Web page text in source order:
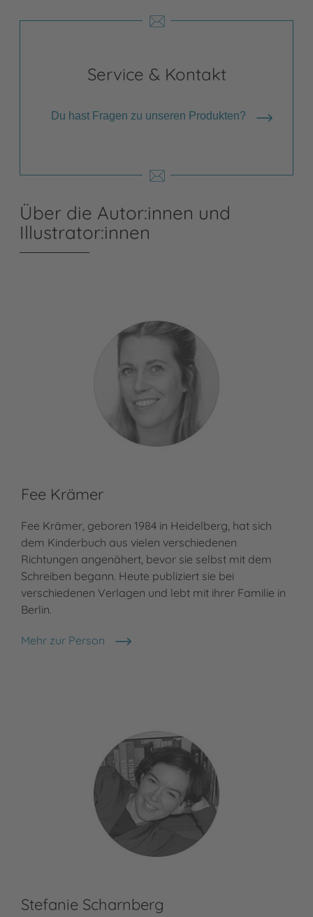
Service & Kontakt
Du hast Fragen zu unseren Produkten?
Über die Autor:innen und
Illustrator:innen
Fee Krämer
Fee Krämer, geboren 1984 in Heidelberg, hat sich
dem Kinderbuch aus vielen verschiedenen
Richtungen angenähert, bevor sie selbst mit dem
Schreiben begann. Heute publiziert sie bei
verschiedenen Verlagen und lebt mit ihrer Familie in
Berlin.
Mehr zur Person
Fee Krämer
Stefanie Scharnberg